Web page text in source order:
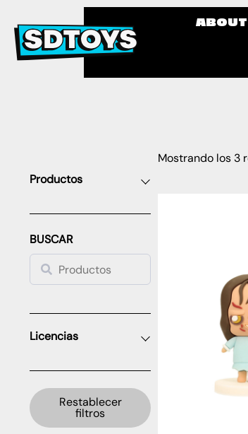
Productos
BUSCAR
Licencias
Restablecer
filtros
Mostrando los 3